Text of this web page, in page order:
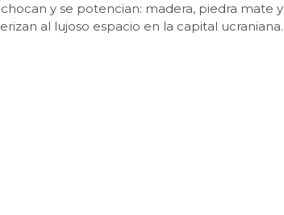
y se potencian: madera, piedra mate y
al lujoso espacio en la capital ucraniana.